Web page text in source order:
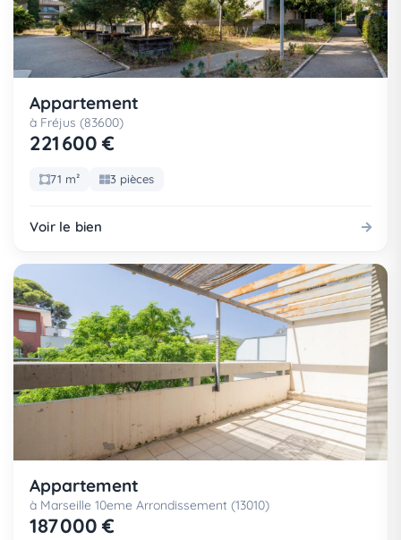
Appartement
à Fréjus (83600)
221 600 €
71 m² 3 pièces
Voir le bien
Appartement
à Marseille 10eme Arrondissement (13010)
187 000 €